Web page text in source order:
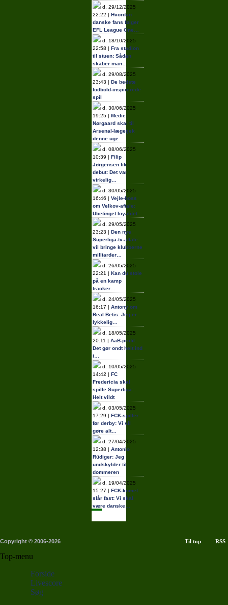
d. 29/12/2025
22:22 | Hvordan
danske fans følger
EFL League One…
d. 18/10/2025
22:58 | Fra stadion
til stuen: Sådan
skaber man…
d. 29/08/2025
23:43 | De bedste
fodbold-inspirerede
spil
d. 30/06/2025
19:25 | Medie:
Nørgaard skal til
Arsenal-lægetjek
denne uge
d. 08/06/2025
10:39 | Filip
Jørgensen fik
debut: Det var
virkelig…
d. 30/05/2025
16:46 | Vejle-boss
om Velkov-aftale:
Ubetinget loyalitet
d. 29/05/2025
23:23 | Den nye
Superliga-tv-aftale
vil bringe klubberne
milliarder…
d. 26/05/2025
22:21 | Kan du stole
på en kamp
tracker…
d. 24/05/2025
16:17 | Antony om
Real Betis: Jeg er
lykkelig…
d. 18/05/2025
20:11 | AaB-profil:
Det gør ondt helt ind
i…
d. 10/05/2025
14:42 | FC
Fredericia skal
spille Superliga:
Helt vildt
d. 03/05/2025
17:29 | FCK-spiller
før derby: Vi vil
gøre alt…
d. 27/04/2025
12:38 | Antonio
Rüdiger: Jeg
undskylder til
dommeren
d. 19/04/2025
15:27 | FCK-komet
slår fast: Vi skal
være danske…
Copyright © 2006-2026 Til top RSS
Top-menu
Forside
Livescore
Søg